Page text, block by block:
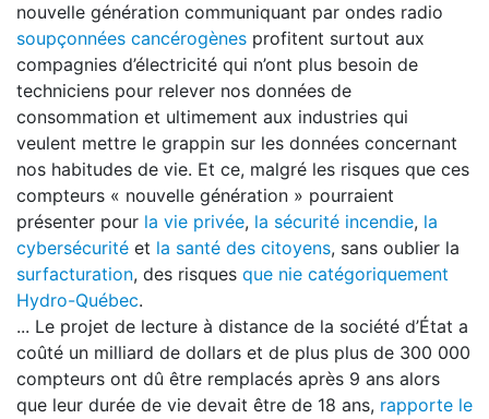
nouvelle génération communiquant par ondes radio
soupçonnées cancérogènes profitent surtout aux
compagnies d’électricité qui n’ont plus besoin de
techniciens pour relever nos données de
consommation et ultimement aux industries qui
veulent mettre le grappin sur les données concernant
nos habitudes de vie. Et ce, malgré les risques que ces
compteurs « nouvelle génération » pourraient
présenter pour la vie privée, la sécurité incendie, la
cybersécurité et la santé des citoyens, sans oublier la
surfacturation, des risques que nie catégoriquement
Hydro-Québec.
... Le projet de lecture à distance de la société d’État a
coûté un milliard de dollars et de plus plus de 300 000
compteurs ont dû être remplacés après 9 ans alors
que leur durée de vie devait être de 18 ans, rapporte le